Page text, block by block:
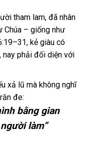
tham lam, đã nhân
Chúa – giống như
kẻ giàu có
nay phải đối diện với
xả lũ mà không nghĩ
đe:
bằng gian
làm”